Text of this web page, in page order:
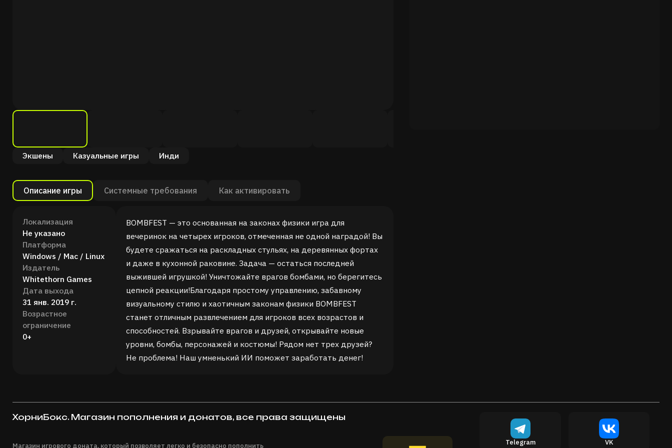
Экшены Казуальные игры Инди
Описание игры Системные требования Как активировать
Локализация
Не указано
Платформа
Windows / Mac / Linux
Издатель
Whitethorn Games
Дата выхода
31 янв. 2019 г.
Возрастное
ограничение
0+
BOMBFEST — это основанная на законах физики игра для
вечеринок на четырех игроков, отмеченная не одной наградой! Вы
будете сражаться на раскладных стульях, на деревянных фортах
и даже в кухонной раковине. Задача — остаться последней
выжившей игрушкой! Уничтожайте врагов бомбами, но берегитесь
цепной реакции!Благодаря простому управлению, забавному
визуальному стилю и хаотичным законам физики BOMBFEST
станет отличным развлечением для игроков всех возрастов и
способностей. Взрывайте врагов и друзей, открывайте новые
уровни, бомбы, персонажей и костюмы! Рядом нет трех друзей?
Не проблема! Наш умненький ИИ поможет заработать денег!
ХорниБокс. Магазин пополнения и донатов, все права защищены
Магазин игрового доната, который позволяет легко и безопасно пополнить Telegram VK